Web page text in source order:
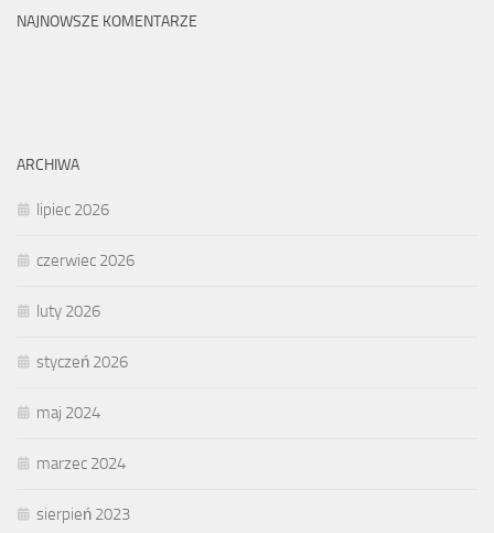
NAJNOWSZE KOMENTARZE
ARCHIWA
lipiec 2026
czerwiec 2026
luty 2026
styczeń 2026
maj 2024
marzec 2024
sierpień 2023